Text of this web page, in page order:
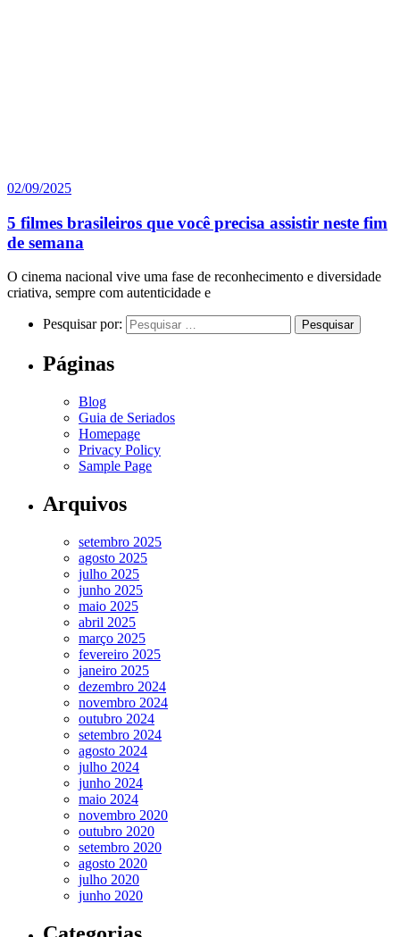
02/09/2025
5 filmes brasileiros que você precisa assistir neste fim
de semana
O cinema nacional vive uma fase de reconhecimento e diversidade
criativa, sempre com autenticidade e
Pesquisar por:
Páginas
Blog
Guia de Seriados
Homepage
Privacy Policy
Sample Page
Arquivos
setembro 2025
agosto 2025
julho 2025
junho 2025
maio 2025
abril 2025
março 2025
fevereiro 2025
janeiro 2025
dezembro 2024
novembro 2024
outubro 2024
setembro 2024
agosto 2024
julho 2024
junho 2024
maio 2024
novembro 2020
outubro 2020
setembro 2020
agosto 2020
julho 2020
junho 2020